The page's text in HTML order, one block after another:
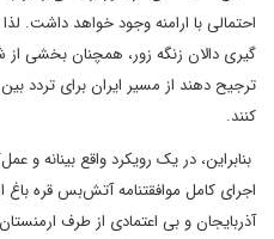
احتمالی با ارامنه وجود خواهد داشت.
گیری دالان زنگه زور، همچنان بخشی از
ترجیح دهند از مسیر ایران برای تردد
کنند.
بنابراین، در یک رویکرد واقع بینانه و
اجرای کامل موافقتنامه ‌‌آتش‌بس قره
آذربایجان و بی اعتمادی از طرف